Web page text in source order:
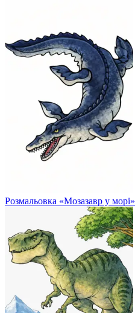
Розмальовка «Мозазавр у морі»